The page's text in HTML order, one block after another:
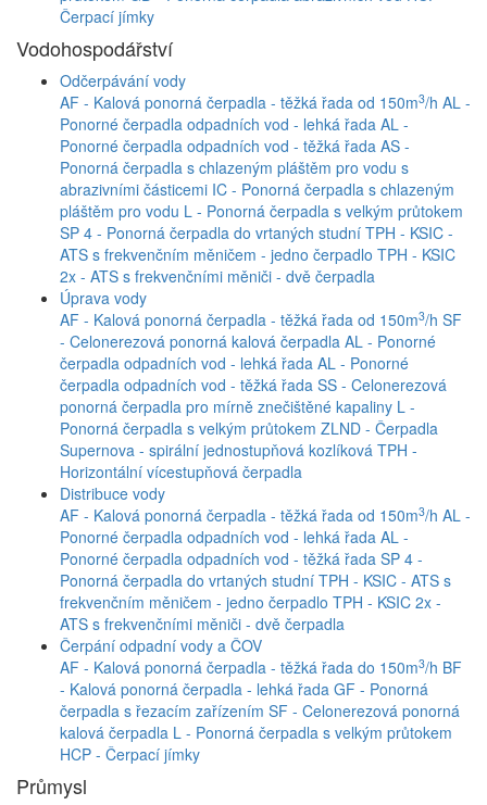
Čerpací jímky
Vodohospodářství
Odčerpávání vody
AF - Kalová ponorná čerpadla - těžká řada od 150m3/h AL -
Ponorné čerpadla odpadních vod - lehká řada AL -
Ponorné čerpadla odpadních vod - těžká řada AS -
Ponorná čerpadla s chlazeným pláštěm pro vodu s
abrazivními částicemi IC - Ponorná čerpadla s chlazeným
pláštěm pro vodu L - Ponorná čerpadla s velkým průtokem
SP 4 - Ponorná čerpadla do vrtaných studní TPH - KSIC -
ATS s frekvenčním měničem - jedno čerpadlo TPH - KSIC
2x - ATS s frekvenčními měniči - dvě čerpadla
Úprava vody
AF - Kalová ponorná čerpadla - těžká řada od 150m3/h SF
- Celonerezová ponorná kalová čerpadla AL - Ponorné
čerpadla odpadních vod - lehká řada AL - Ponorné
čerpadla odpadních vod - těžká řada SS - Celonerezová
ponorná čerpadla pro mírně znečištěné kapaliny L -
Ponorná čerpadla s velkým průtokem ZLND - Čerpadla
Supernova - spirální jednostupňová kozlíková TPH -
Horizontální vícestupňová čerpadla
Distribuce vody
AF - Kalová ponorná čerpadla - těžká řada od 150m3/h AL -
Ponorné čerpadla odpadních vod - lehká řada AL -
Ponorné čerpadla odpadních vod - těžká řada SP 4 -
Ponorná čerpadla do vrtaných studní TPH - KSIC - ATS s
frekvenčním měničem - jedno čerpadlo TPH - KSIC 2x -
ATS s frekvenčními měniči - dvě čerpadla
Čerpání odpadní vody a ČOV
AF - Kalová ponorná čerpadla - těžká řada do 150m3/h BF
- Kalová ponorná čerpadla - lehká řada GF - Ponorná
čerpadla s řezacím zařízením SF - Celonerezová ponorná
kalová čerpadla L - Ponorná čerpadla s velkým průtokem
HCP - Čerpací jímky
Průmysl